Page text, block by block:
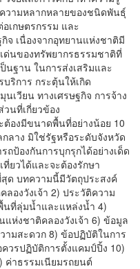
วามหลากหลายของชนิดพันธุ์
เกษตรกรรม และ
จ เนื่องจากอุทยานแห่งชาติมี
นของทรัพยากรธรรมชาติที่
นฐาน ในการส่งเสริมและ
ริการ กระตุ้นให้เกิด
เวียน ทางเศรษฐกิจ การจ้าง
นที่เกี่ยวข้อง
งมีขนาดพื้นที่อย่างน้อย 10
ลาง มิใช่รัฐหรือระดับจังหวัด
ถป้องกันการบุกรุกได้อย่างเด็ด
ยวได้และจะต้องรักษา
ด บทความนี้มีวัตถุประสงค์
องวังเจ้า 2) ประวัติความ
นที่ลุ่มน้ำและแหล่งน้ำ 4)
ห่งชาติคลองวังเจ้า 6) ข้อมูล
ามสะดวก 8) ข้อปฏิบัติในการ
วรปฏิบัติการตั้งแคมป์ปิ้ง 10)
ค่าธรรมเนียมรถยนต์